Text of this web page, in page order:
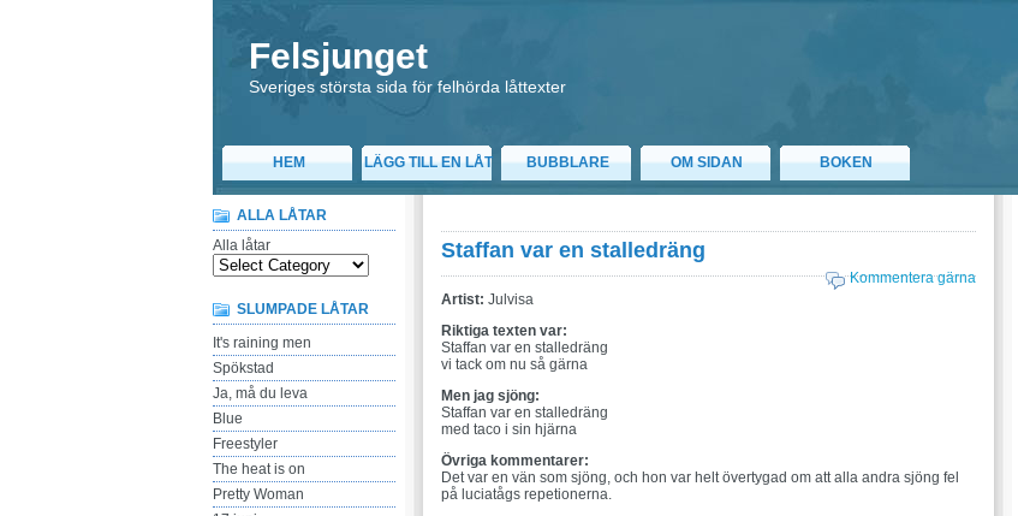
Felsjunget
Sveriges största sida för felhörda låttexter
HEM LÄGG TILL EN LÅT BUBBLARE OM SIDAN BOKEN
ALLA LÅTAR
Alla låtar
SLUMPADE LÅTAR
It's raining men
Spökstad
Ja, må du leva
Blue
Freestyler
The heat is on
Pretty Woman
Staffan var en stalledräng
Kommentera gärna
Artist: Julvisa
Riktiga texten var:
Staffan var en stalledräng
vi tack om nu så gärna
Men jag sjöng:
Staffan var en stalledräng
med taco i sin hjärna
Övriga kommentarer:
Det var en vän som sjöng, och hon var helt övertygad om att alla andra sjöng fel
på luciatågs repetionerna.